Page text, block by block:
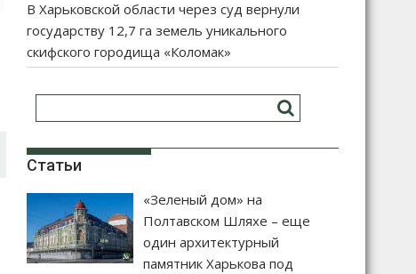
В Харьковской области через суд вернули
государству 12,7 га земель уникального
скифского городища «Коломак»
Статьи
«Зеленый дом» на
Полтавском Шляхе – еще
один архитектурный
памятник Харькова под